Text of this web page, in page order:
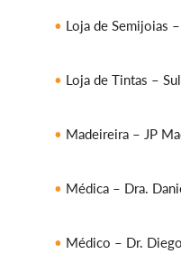
Loja de Semijoias
Loja de Tintas –
Madeireira – JP
Médica – Dra.
Médico – Dr.